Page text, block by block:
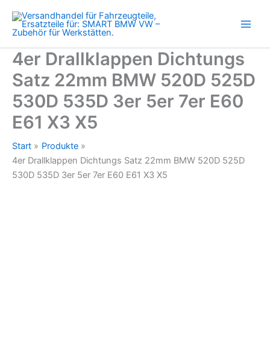
Inhalt
springen
4er Drallklappen Dichtungs
Satz 22mm BMW 520D 525D
530D 535D 3er 5er 7er E60
E61 X3 X5
Start
Produkte
4er Drallklappen Dichtungs Satz 22mm BMW 520D 525D
530D 535D 3er 5er 7er E60 E61 X3 X5
520D
525D
530D
535D
3er
5er
7er
E60